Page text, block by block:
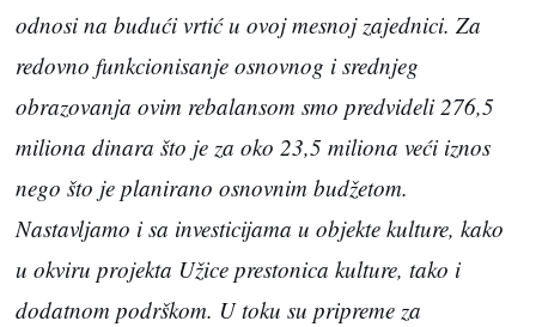
odnosi na budući vrtić u ovoj mesnoj zajednici. Za
redovno funkcionisanje osnovnog i srednjeg
obrazovanja ovim rebalansom smo predvideli 276,5
miliona dinara što je za oko 23,5 miliona veći iznos
nego što je planirano osnovnim budžetom.
Nastavljamo i sa investicijama u objekte kulture, kako
u okviru projekta Užice prestonica kulture, tako i
dodatnom podrškom. U toku su pripreme za